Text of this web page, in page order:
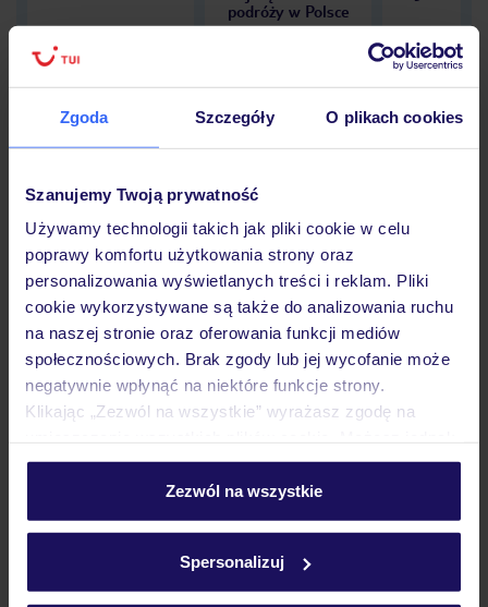
Zgoda Szczegóły O plikach cookies
Szanujemy Twoją prywatność
Używamy technologii takich jak pliki cookie w celu
poprawy komfortu użytkowania strony oraz
personalizowania wyświetlanych treści i reklam. Pliki
cookie wykorzystywane są także do analizowania ruchu
na naszej stronie oraz oferowania funkcji mediów
społecznościowych. Brak zgody lub jej wycofanie może
negatywnie wpłynąć na niektóre funkcje strony.
Klikając „Zezwól na wszystkie” wyrażasz zgodę na
personalizować swój wybór wchodząc w zakładkę
Szczegółowe informacje o plikach cookie znajdziesz
Zezwól na wszystkie
Spersonalizuj
podróży w Polsce
Hotel
Opinie
Pokoje
Wyżywienie
Ważne informacje